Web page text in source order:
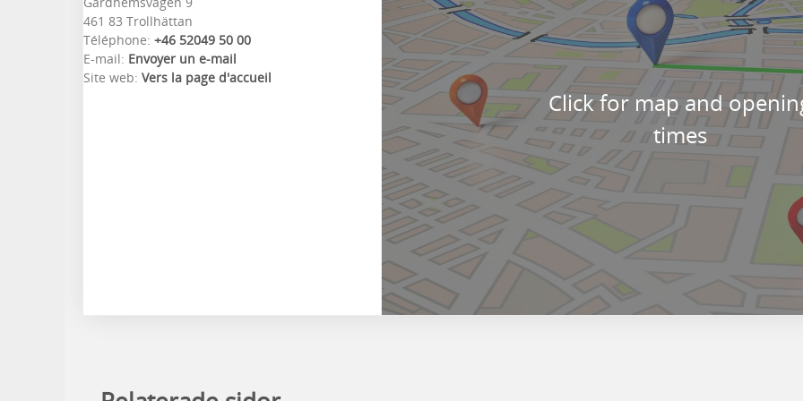
461 83 Trollhättan
Téléphone: +46 52049 50 00
E-mail: Envoyer un e-mail
Site web: Vers la page d'accueil
Click for map and
times